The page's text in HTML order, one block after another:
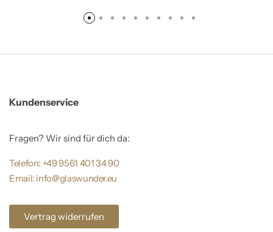
Kundenservice
Fragen? Wir sind für dich da:
Telefon: +49 9561 401 34 90
Email: info@glaswunder.eu
Vertrag widerrufen